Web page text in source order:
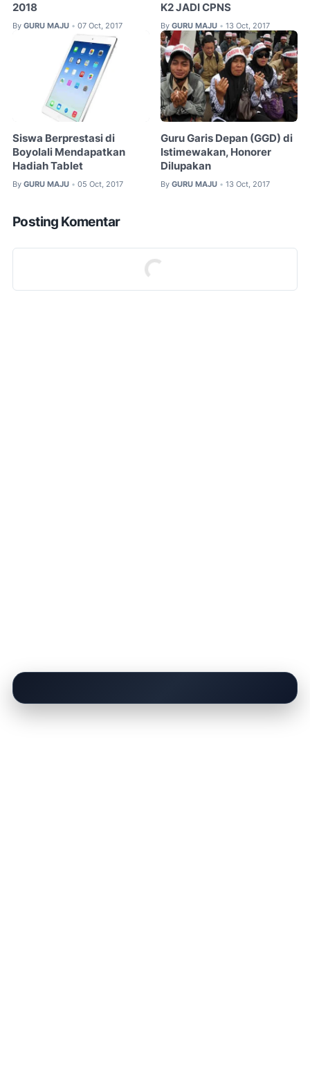
2018
By GURU MAJU • 07 Oct, 2017
K2 JADI CPNS
By GURU MAJU • 13 Oct, 2017
Siswa Berprestasi di
Boyolali Mendapatkan
Hadiah Tablet
By GURU MAJU • 05 Oct, 2017
Guru Garis Depan (GGD) di
Istimewakan, Honorer
Dilupakan
By GURU MAJU • 13 Oct, 2017
Posting Komentar